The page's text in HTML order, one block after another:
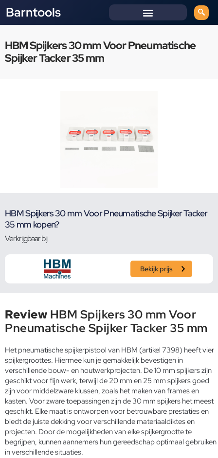
Barntools
HBM Spijkers 30 mm Voor Pneumatische
Spijker Tacker 35 mm
HBM Spijkers 30 mm Voor Pneumatische Spijker Tacker
35 mm kopen?
Verkrijgbaar bij
Bekijk prijs
Review HBM Spijkers 30 mm Voor
Pneumatische Spijker Tacker 35 mm
Het pneumatische spijkerpistool van HBM (artikel 7398) heeft vier
spijkergroottes. Hiermee kun je gemakkelijk bevestigen in
verschillende bouw- en houtwerkprojecten. De 10 mm spijkers zijn
geschikt voor fijn werk, terwijl de 20 mm en 25 mm spijkers goed
zijn voor middelzware klussen, zoals het maken van frames en
kasten. Voor zware toepassingen zijn de 30 mm spijkers het meest
geschikt. Elke maat is ontworpen voor betrouwbare prestaties en
biedt de juiste dekking voor verschillende materiaaldiktes en
projecten. Door de mogelijkheden van elke spijkergrootte te
begrijpen, kunnen aannemers hun gereedschap optimaal gebruiken
in verschillende situaties.